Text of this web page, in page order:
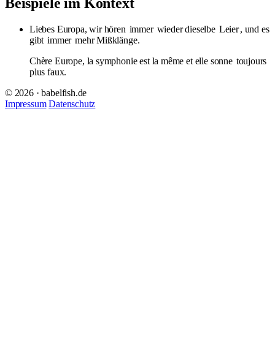
Liebes Europa, wir hören immer wieder dieselbe Leier, und es
gibt immer mehr Mißklänge.
Chère Europe, la symphonie est la même et elle sonne toujours
plus faux.
© 2026 · babelfish.de
Impressum Datenschutz